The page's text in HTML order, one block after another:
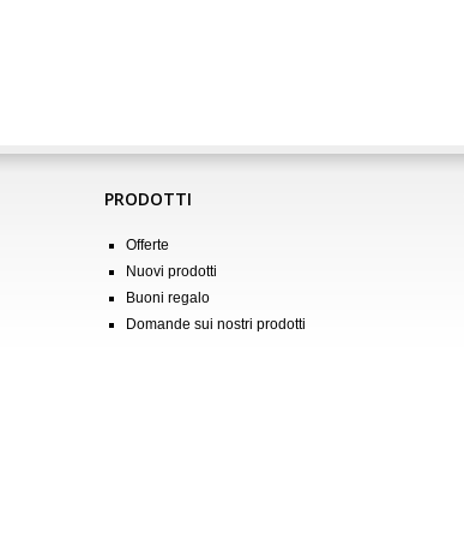
PRODOTTI
Offerte
Nuovi prodotti
Buoni regalo
Domande sui nostri prodotti